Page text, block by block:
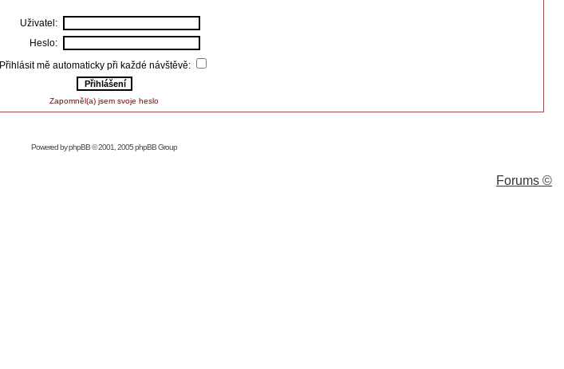
Uživatel:
Heslo:
Přihlásit mě automaticky při každé návštěvě:
Zapomněl(a) jsem svoje heslo
Powered byphpBB© 2001, 2005 phpBB Group
Forums ©